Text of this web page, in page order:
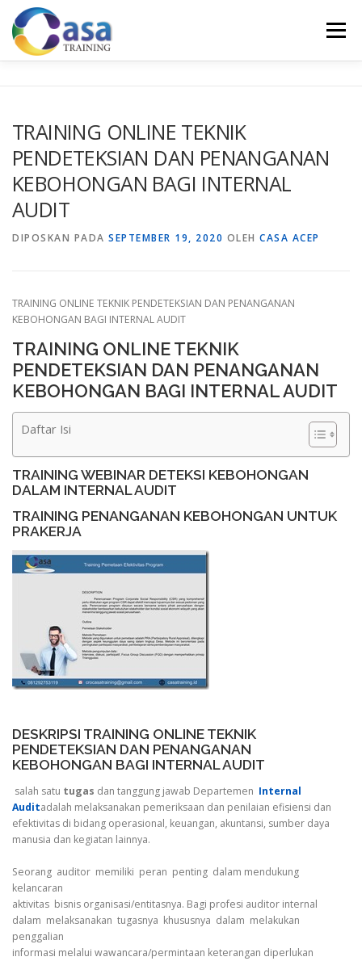
Lompat
konten
Menu
KONTAK KAMI SERTIFIKASI EVALUASI
TRAINING ONLINE TEKNIK
PENDETEKSIAN DAN PENANGANAN
KEBOHONGAN BAGI INTERNAL
AUDIT
DIPOSKAN PADA SEPTEMBER 19, 2020 OLEH CASA ACEP
TRAINING ONLINE TEKNIK PENDETEKSIAN DAN PENANGANAN
KEBOHONGAN BAGI INTERNAL AUDIT
TRAINING ONLINE TEKNIK
PENDETEKSIAN DAN PENANGANAN
KEBOHONGAN BAGI INTERNAL AUDIT
Daftar Isi
TRAINING WEBINAR DETEKSI KEBOHONGAN
DALAM INTERNAL AUDIT
TRAINING PENANGANAN KEBOHONGAN UNTUK
PRAKERJA
DESKRIPSI TRAINING ONLINE TEKNIK
PENDETEKSIAN DAN PENANGANAN
KEBOHONGAN BAGI INTERNAL AUDIT
salah satu tugas dan tanggung jawab Departemen Internal
Auditadalah melaksanakan pemeriksaan dan penilaian efisiensi dan
efektivitas di bidang operasional, keuangan, akuntansi, sumber daya
manusia dan kegiatan lainnya.
Seorang auditor memiliki peran penting dalam mendukung
kelancaran
aktivitas bisnis organisasi/entitasnya. Bagi profesi auditor internal
dalam melaksanakan tugasnya khususnya dalam melakukan
penggalian
informasi melalui wawancara/permintaan keterangan diperlukan